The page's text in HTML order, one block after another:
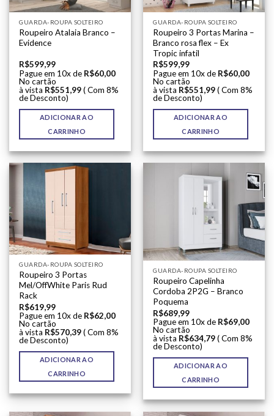
GUARDA-ROUPA SOLTEIRO
Roupeiro Atalaia Branco –
Evidence
R$599,99
Pague em 10x de R$60,00
No cartão
à vista R$551,99( Com 8%
de Desconto)
ADICIONAR AO
CARRINHO
GUARDA-ROUPA SOLTEIRO
Roupeiro 3 Portas Marina –
Branco rosa flex – Ex
Tropic infatil
R$599,99
Pague em 10x de R$60,00
No cartão
à vista R$551,99( Com 8%
de Desconto)
ADICIONAR AO
CARRINHO
GUARDA-ROUPA SOLTEIRO
Roupeiro 3 Portas
Mel/OffWhite Paris Rud
Rack
R$619,99
Pague em 10x de R$62,00
No cartão
à vista R$570,39( Com 8%
de Desconto)
ADICIONAR AO
CARRINHO
GUARDA-ROUPA SOLTEIRO
Roupeiro Capelinha
Cordoba 2P2G – Branco
Poquema
R$689,99
Pague em 10x de R$69,00
No cartão
à vista R$634,79( Com 8%
de Desconto)
ADICIONAR AO
CARRINHO